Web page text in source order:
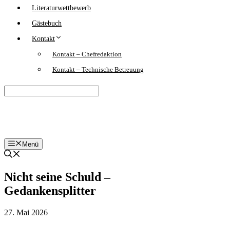
Literaturwettbewerb
Gästebuch
Kontakt
Kontakt – Chefredaktion
Kontakt – Technische Betreuung
Menü
Nicht seine Schuld –
Gedankensplitter
27. Mai 2026